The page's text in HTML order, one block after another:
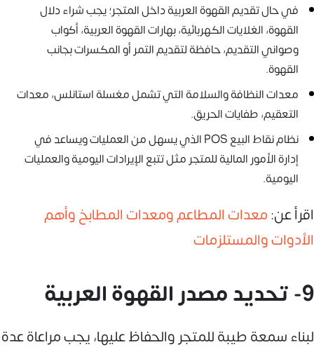
في حال تقديم القهوة العربية داخل المتجر؛ يجب شراء دلال
القهوة، الغلايات الكهربائية، بهارات القهوة العربية، أكواب
وصواني التقديم، حافظة لتقديم التمر أو المكسرات بجانب
القهوة.
معدات النظافة والسلامة التي تشمل مغسلة استانلس، معدات
التعقيم، طفايات الحريق.
نظام نقاط البيع POS الذي يسهل من العمليات ويساعد في
إدارة الأمور المالية للمتجر مثل تتبع الإيرادات اليومية والعمليات
اليومية.
اقرأ عن:معدات المطاعم ومعدات المطابخ وأهم
الأدوات والمستلزمات
9- تحديد مصدر القهوة العربية
لبناء سمعة طيبة للمتجر والحفاظ عليها، يجب مراعاة عدة